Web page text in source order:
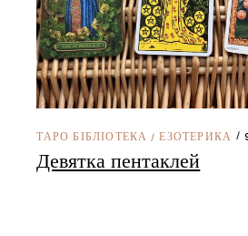
ТАРО БІБЛІОТЕКА /ЕЗОТЕРИКА
Девятка пентаклей